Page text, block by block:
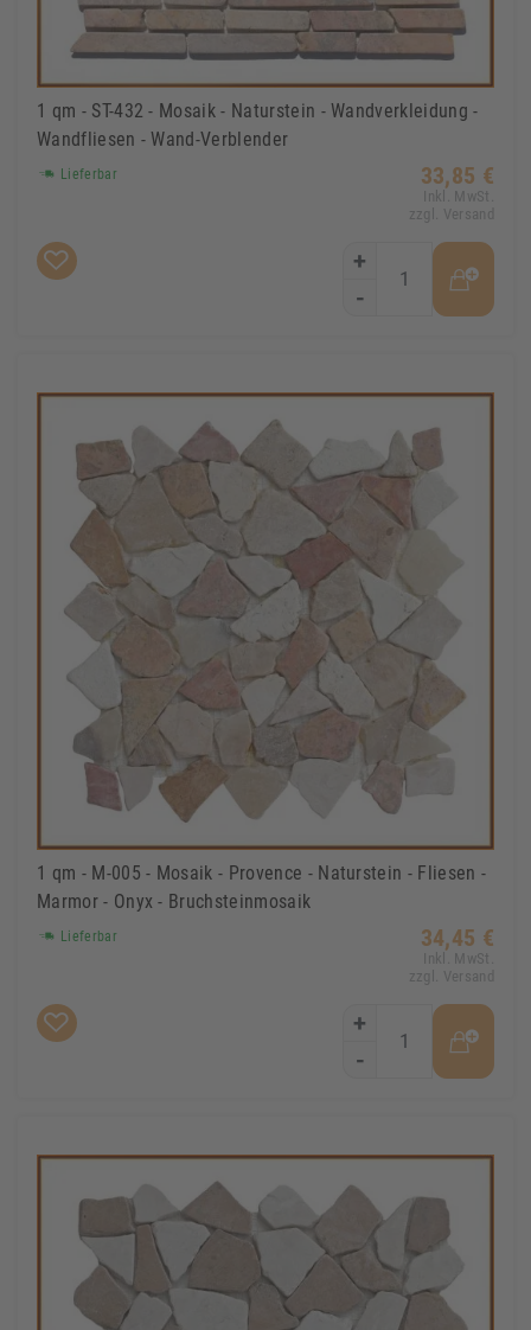
1 qm - ST-432 - Mosaik - Naturstein - Wandverkleidung -
Wandfliesen - Wand-Verblender
Lieferbar 33,85 €
Inkl. MwSt.
zzgl. Versand
+
-
1 qm - M-005 - Mosaik - Provence - Naturstein - Fliesen -
Marmor - Onyx - Bruchsteinmosaik
Lieferbar 34,45 €
Inkl. MwSt.
zzgl. Versand
+
-